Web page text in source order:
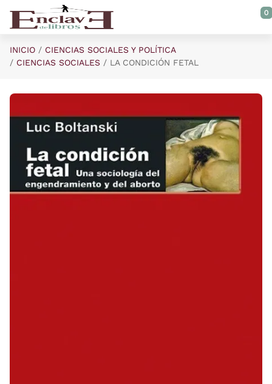
Saltar al contenido principal
0
INICIO
CIENCIAS SOCIALES Y POLÍTICA
CIENCIAS SOCIALES
LA CONDICIÓN FETAL